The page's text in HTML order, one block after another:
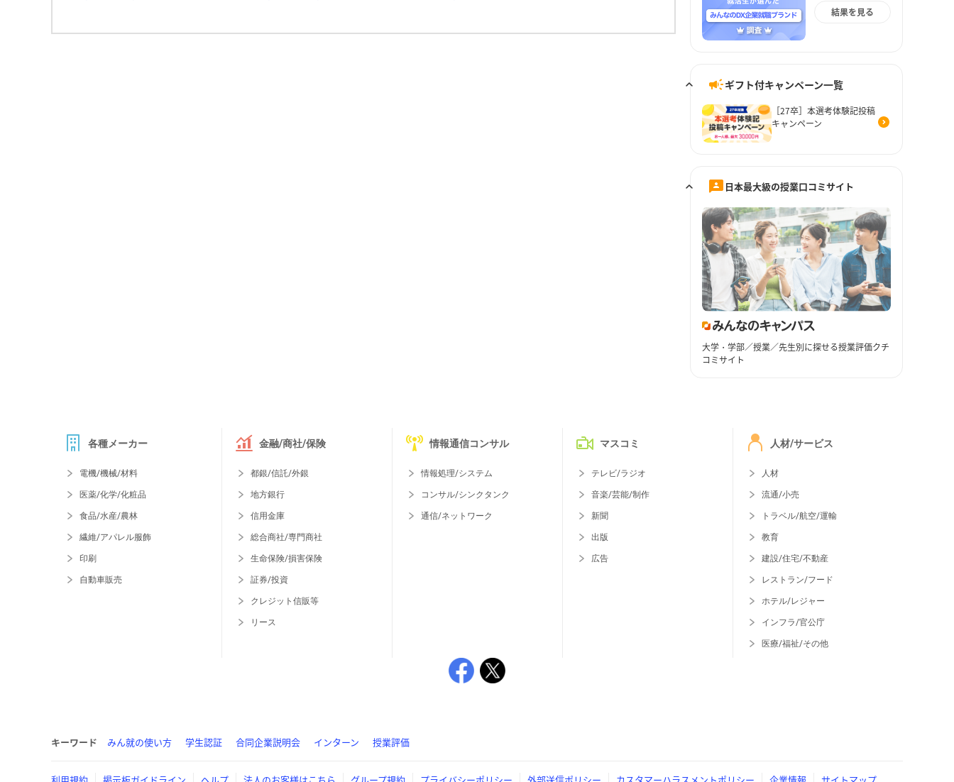
結果を見る
ギフト付キャンペーン一覧
［27卒］本選考体験記投稿
キャンペーン
日本最大級の授業口コミサイト
大学・学部／授業／先生別に探せる授業評価クチ
コミサイト
各種メーカー
電機/機械/材料
医薬/化学/化粧品
食品/水産/農林
繊維/アパレル服飾
印刷
自動車販売
金融/商社/保険
都銀/信託/外銀
地方銀行
信用金庫
総合商社/専門商社
生命保険/損害保険
証券/投資
クレジット信販等
リース
情報通信コンサル
情報処理/システム
コンサル/シンクタンク
通信/ネットワーク
マスコミ
テレビ/ラジオ
音楽/芸能/制作
新聞
出版
広告
人材/サービス
人材
流通/小売
トラベル/航空/運輸
教育
建設/住宅/不動産
レストラン/フード
ホテル/レジャー
インフラ/官公庁
医療/福祉/その他
キーワード みん就の使い方 学生認証 合同企業説明会 インターン 授業評価